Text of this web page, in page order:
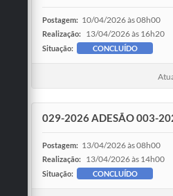
Postagem: 10/04/2026 às 08h00
Realização: 13/04/2026 às 16h20
Situação: CONCLUÍDO
029-2026 ADESÃO 003-
Postagem: 13/04/2026 às 08h00
Realização: 13/04/2026 às 14h00
Situação: CONCLUÍDO